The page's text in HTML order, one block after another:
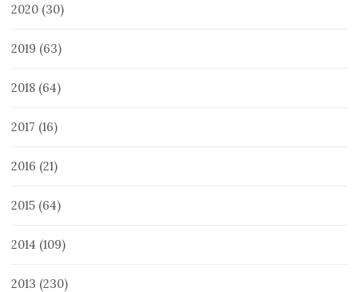
2020 (30)
2019 (63)
2018 (64)
2017 (16)
2016 (21)
2015 (64)
2014 (109)
2013 (230)